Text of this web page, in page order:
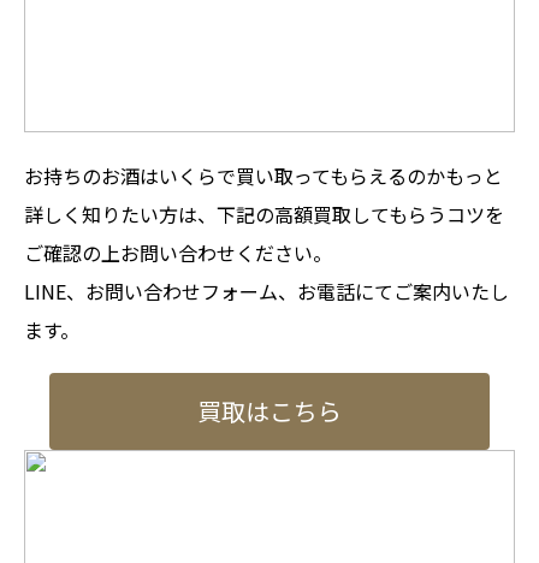
お持ちのお酒はいくらで買い取ってもらえるのかもっと
詳しく知りたい方は、下記の高額買取してもらうコツを
ご確認の上お問い合わせください。
LINE、お問い合わせフォーム、お電話にてご案内いたし
ます。
買取はこちら